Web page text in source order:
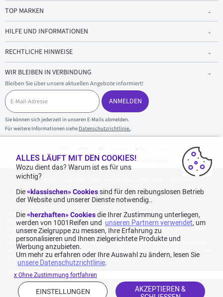
TOP MARKEN
HILFE UND INFORMATIONEN
RECHTLICHE HINWEISE
WIR BLEIBEN IN VERBINDUNG
Bleiben Sie über unsere aktuellen Angebote informiert!
E
-
M
a
i
l
ANMELDEN
Sie können sich jederzeit in unseren E-Mails abmelden.
Für weitere Informationen siehe Datenschutzrichtlinie..
100 % sicherer Einkauf und sichere Zahlungen
1001reifen - Copyright 2026 - Alle Rechte vorbehalten 1001reifen
Kostenlose Lieferung: für jeden Einkauf mit einem Betrag von 70€ oder mehr (inkl.
MwSt.) (unter 70€ betragen die Versandkosten 7,90€ inkl. MwSt.).
Katalogpreise des Herstellers sind nicht rabattierbar. Dies spiegelt nicht die allgemein
auf dieser Webseite angegebenen Preise wider.
Aggregierte Bewertungen von Echte Bewertungen, erhoben am 23.02.2026, basierend
auf 939 Bewertungen in den letzten 12 Monaten und insgesamt 1.082 Bewertungen seit dem
15.06.2022 für Deutschland.
Angebotskonditionen
ALLES LÄUFT MIT DEN COOKIES!
Wozu dient das? Warum ist es für uns
wichtig?
Die«klassischen» Cookiessind für den reibungslosen Betrieb
der Website und unserer Dienste notwendig..
Die«herzhaften» Cookies die Ihrer Zustimmung unterliegen,
werden von 1001Reifen und unseren Partnern verwendet, um
unsere Zielgruppe zu messen, Ihre Erfahrung zu
personalisieren und Ihnen zielgerichtete Produkte und
Werbung anzubieten.
Um mehr zu erfahren oder Ihre Auswahl zu ändern, lesen Sie
unsere Datenschutzrichtlinie.
AKZEPTIEREN &
EINSTELLUNGEN
x Ohne Zustimmung fortfahren